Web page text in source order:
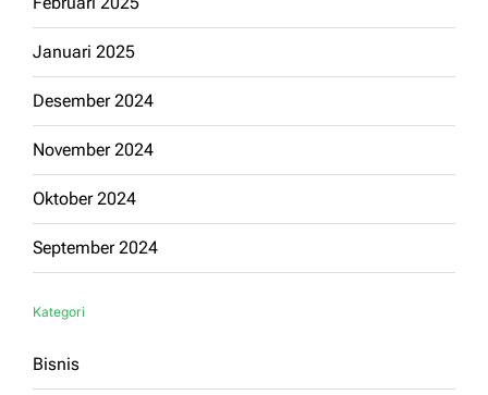
Januari 2025
Desember 2024
November 2024
Oktober 2024
September 2024
Kategori
Bisnis